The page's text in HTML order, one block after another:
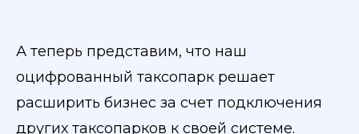
А теперь представим, что наш
оцифрованный таксопарк решает
расширить бизнес за счет подключения
других таксопарков к своей системе.